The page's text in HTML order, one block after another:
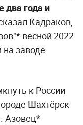
два года и
Кадраков,
весной 2022
на заводе
к России
Шахтёрск
Азовец*